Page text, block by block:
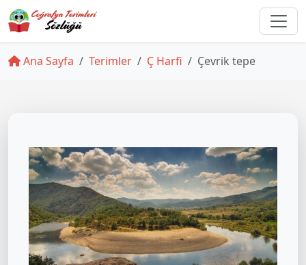
Ana Sayfa Terimler Ç Harfi Çevrik tepe